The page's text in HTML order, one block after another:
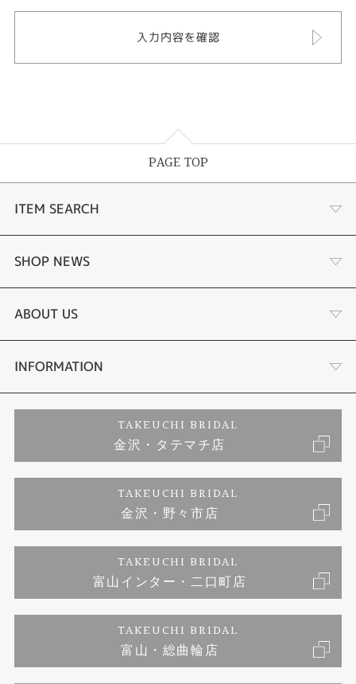
PAGE TOP
ITEM SEARCH
婚約指輪
結婚指輪
セットリング
婚約ネックレス
ダイヤモンド
ジュエリーリフォーム
SHOP NEWS
選ばれる理由まとめ
お客様の声
プロポーズサポート
ブランドリスト
福井指輪工房｜手作りペアリング
福井指輪工房｜手作り結婚指輪 and 婚約指輪
福井工房｜手作り婚約指輪プロポーズプラン
ABOUT US
会社概要
お客様の声
INFORMATION
プライバシーポリシー
TAKEUCHI BRIDAL
金沢・タテマチ店
TAKEUCHI BRIDAL
金沢・野々市店
TAKEUCHI BRIDAL
富山インター・二口町店
TAKEUCHI BRIDAL
富山・総曲輪店